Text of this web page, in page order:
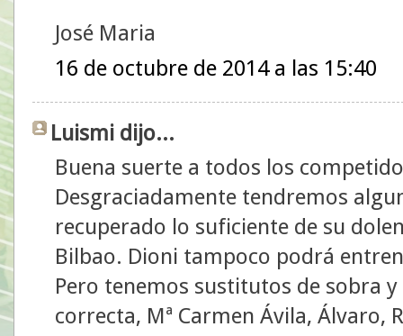
José Maria
16 de octubre de 2014 a las 15:40
Luismi dijo...
Buena suerte a todos los
Desgraciadamente tendremos
recuperado lo suficiente de su
Bilbao. Dioni tampoco podrá
Pero tenemos sustitutos de sobra
correcta, Mª Carmen Ávila, Álvaro,